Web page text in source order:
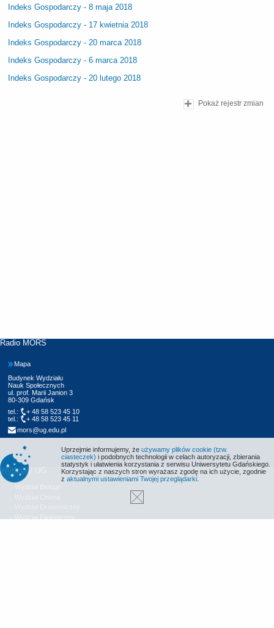
Indeks Gospodarczy - 8 maja 2018
Indeks Gospodarczy - 17 kwietnia 2018
Indeks Gospodarczy - 20 marca 2018
Indeks Gospodarczy - 6 marca 2018
Indeks Gospodarczy - 20 lutego 2018
Pokaż rejestr zmian
Radio MORS
Mapa
Budynek Wydziału
Nauk Społecznych
ul. prof. Marii Janion 3
80-309 Gdańsk
tel.:
+ 48 58 523 45 10
tel.:
+ 48 58 523 45 11
mors@ug.edu.pl
Wydziały UG
Uprzejmie informujemy, że używamy plików cookie (tzw.
ciasteczek) i podobnych technologii w celach autoryzacji, zbierania
statystyk i ułatwienia korzystania z serwisu Uniwersytetu Gdańskiego.
Korzystając z naszych stron wyrażasz zgodę na ich użycie, zgodnie
z aktualnymi ustawieniami Twojej przeglądarki